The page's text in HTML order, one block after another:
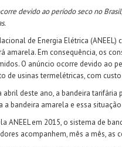
devido ao período seco no
de Energia Elétrica
amarela. Em consequência, os
O anúncio ocorre devido ao
de usinas termelétricas, com
abril deste ano, a bandeira tarifária
a bandeira amarela e essa
ANEEL em 2015, o sistema de
acompanhem, mês a mês, as